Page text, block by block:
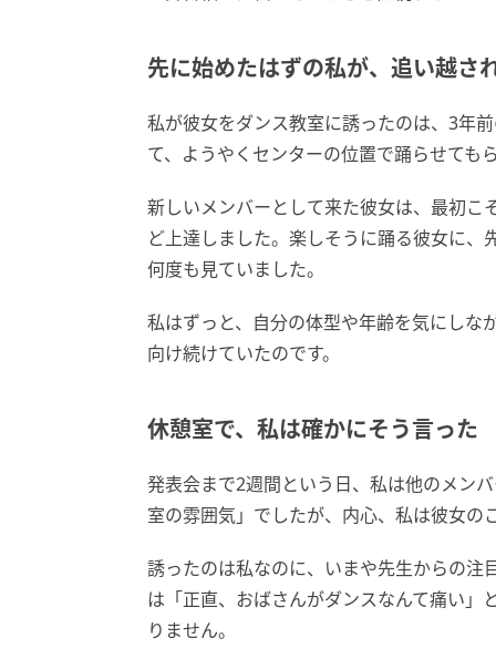
先に始めたはずの私が、追い越さ
私が彼女をダンス教室に誘ったのは、3年
て、ようやくセンターの位置で踊らせても
新しいメンバーとして来た彼女は、最初こ
ど上達しました。楽しそうに踊る彼女に
何度も見ていました。
私はずっと、自分の体型や年齢を気にしな
向け続けていたのです。
休憩室で、私は確かにそう言った
発表会まで2週間という日、私は他のメン
室の雰囲気」でしたが、内心、私は彼女の
誘ったのは私なのに、いまや先生からの注
は「正直、おばさんがダンスなんて痛い
りません。